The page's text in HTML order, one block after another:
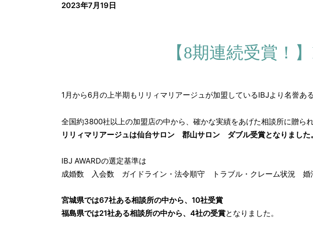
2023年7月19日
【8期連続受賞！
1月から6月の上半期もリリィマリアージュが加盟しているIBJより名誉あ
全国約3800社以上の加盟店の中から、確かな実績をあげた相談所に贈ら
リリィマリアージュは仙台サロン 郡山サロン ダブル受賞となりました。
IBJ AWARDの選定基準は
成婚数 入会数 ガイドライン・法令順守 トラブル・クレーム状況 婚
宮城県では67社ある相談所の中から、10社受賞
福島県では21社ある相談所の中から、4社の受賞となりました。